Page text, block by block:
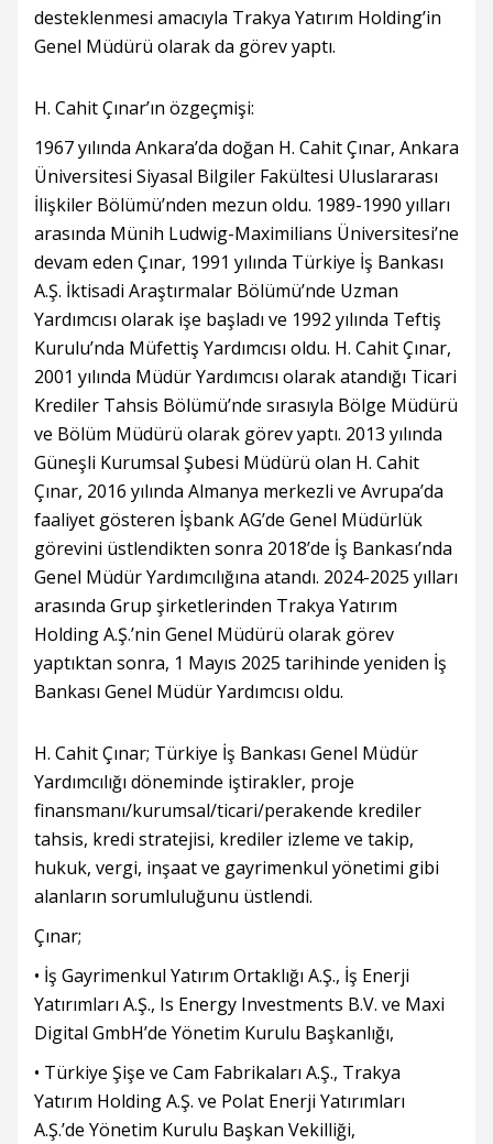
desteklenmesi amacıyla Trakya Yatırım Holding’in
Genel Müdürü olarak da görev yaptı.
H. Cahit Çınar’ın özgeçmişi:
1967 yılında Ankara’da doğan H. Cahit Çınar, Ankara
Üniversitesi Siyasal Bilgiler Fakültesi Uluslararası
İlişkiler Bölümü’nden mezun oldu. 1989-1990 yılları
arasında Münih Ludwig-Maximilians Üniversitesi’ne
devam eden Çınar, 1991 yılında Türkiye İş Bankası
A.Ş. İktisadi Araştırmalar Bölümü’nde Uzman
Yardımcısı olarak işe başladı ve 1992 yılında Teftiş
Kurulu’nda Müfettiş Yardımcısı oldu. H. Cahit Çınar,
2001 yılında Müdür Yardımcısı olarak atandığı Ticari
Krediler Tahsis Bölümü’nde sırasıyla Bölge Müdürü
ve Bölüm Müdürü olarak görev yaptı. 2013 yılında
Güneşli Kurumsal Şubesi Müdürü olan H. Cahit
Çınar, 2016 yılında Almanya merkezli ve Avrupa’da
faaliyet gösteren İşbank AG’de Genel Müdürlük
görevini üstlendikten sonra 2018’de İş Bankası’nda
Genel Müdür Yardımcılığına atandı. 2024-2025 yılları
arasında Grup şirketlerinden Trakya Yatırım
Holding A.Ş.’nin Genel Müdürü olarak görev
yaptıktan sonra, 1 Mayıs 2025 tarihinde yeniden İş
Bankası Genel Müdür Yardımcısı oldu.
H. Cahit Çınar; Türkiye İş Bankası Genel Müdür
Yardımcılığı döneminde iştirakler, proje
finansmanı/kurumsal/ticari/perakende krediler
tahsis, kredi stratejisi, krediler izleme ve takip,
hukuk, vergi, inşaat ve gayrimenkul yönetimi gibi
alanların sorumluluğunu üstlendi.
Çınar;
• İş Gayrimenkul Yatırım Ortaklığı A.Ş., İş Enerji
Yatırımları A.Ş., Is Energy Investments B.V. ve Maxi
Digital GmbH’de Yönetim Kurulu Başkanlığı,
• Türkiye Şişe ve Cam Fabrikaları A.Ş., Trakya
Yatırım Holding A.Ş. ve Polat Enerji Yatırımları
A.Ş.’de Yönetim Kurulu Başkan Vekilliği,